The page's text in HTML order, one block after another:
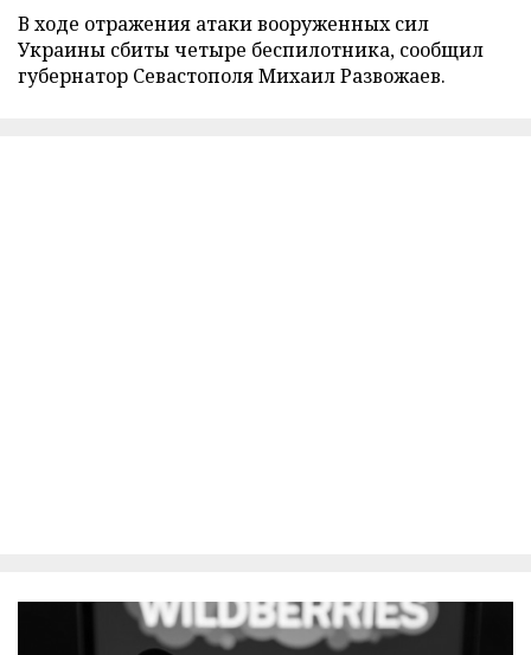
В ходе отражения атаки вооруженных сил
Украины сбиты четыре беспилотника, сообщил
губернатор Севастополя Михаил Развожаев.